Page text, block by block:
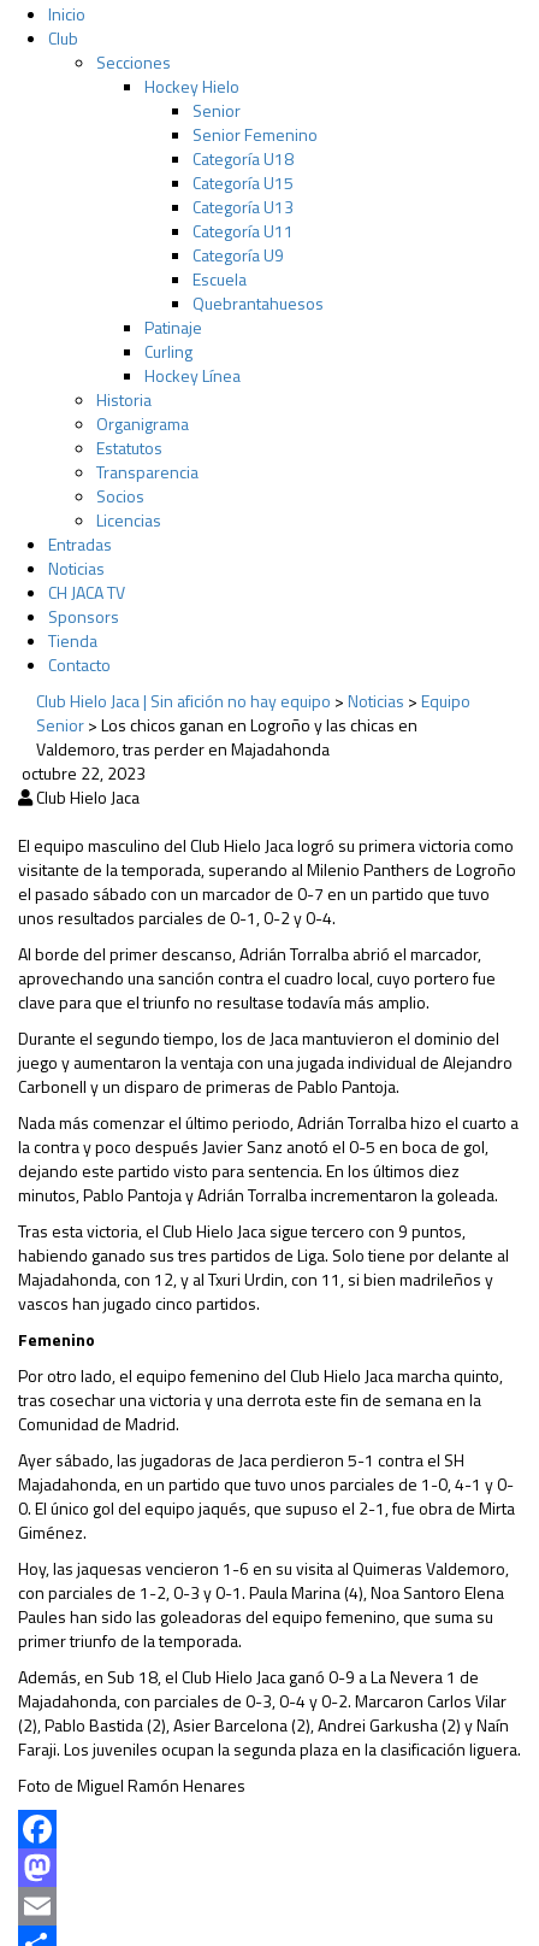
Inicio
Club
Secciones
Hockey Hielo
Senior
Senior Femenino
Categoría U18
Categoría U15
Categoría U13
Categoría U11
Categoría U9
Escuela
Quebrantahuesos
Patinaje
Curling
Hockey Línea
Historia
Organigrama
Estatutos
Transparencia
Socios
Licencias
Entradas
Noticias
CH JACA TV
Sponsors
Tienda
Contacto
Club Hielo Jaca | Sin afición no hay equipo >Noticias >Equipo
Senior>Los chicos ganan en Logroño y las chicas en
Valdemoro, tras perder en Majadahonda
octubre 22, 2023
Club Hielo Jaca
El equipo masculino del Club Hielo Jaca logró su primera victoria como
visitante de la temporada, superando al Milenio Panthers de Logroño
el pasado sábado con un marcador de 0-7 en un partido que tuvo
unos resultados parciales de 0-1, 0-2 y 0-4.
Al borde del primer descanso, Adrián Torralba abrió el marcador,
aprovechando una sanción contra el cuadro local, cuyo portero fue
clave para que el triunfo no resultase todavía más amplio.
Durante el segundo tiempo, los de Jaca mantuvieron el dominio del
juego y aumentaron la ventaja con una jugada individual de Alejandro
Carbonell y un disparo de primeras de Pablo Pantoja.
Nada más comenzar el último periodo, Adrián Torralba hizo el cuarto a
la contra y poco después Javier Sanz anotó el 0-5 en boca de gol,
dejando este partido visto para sentencia. En los últimos diez
minutos, Pablo Pantoja y Adrián Torralba incrementaron la goleada.
Tras esta victoria, el Club Hielo Jaca sigue tercero con 9 puntos,
habiendo ganado sus tres partidos de Liga. Solo tiene por delante al
Majadahonda, con 12, y al Txuri Urdin, con 11, si bien madrileños y
vascos han jugado cinco partidos.
Femenino
Por otro lado, el equipo femenino del Club Hielo Jaca marcha quinto,
tras cosechar una victoria y una derrota este fin de semana en la
Comunidad de Madrid.
Ayer sábado, las jugadoras de Jaca perdieron 5-1 contra el SH
Majadahonda, en un partido que tuvo unos parciales de 1-0, 4-1 y 0-
0. El único gol del equipo jaqués, que supuso el 2-1, fue obra de Mirta
Giménez.
Hoy, las jaquesas vencieron 1-6 en su visita al Quimeras Valdemoro,
con parciales de 1-2, 0-3 y 0-1. Paula Marina (4), Noa Santoro Elena
Paules han sido las goleadoras del equipo femenino, que suma su
primer triunfo de la temporada.
Además, en Sub 18, el Club Hielo Jaca ganó 0-9 a La Nevera 1 de
Majadahonda, con parciales de 0-3, 0-4 y 0-2. Marcaron Carlos Vilar
(2), Pablo Bastida (2), Asier Barcelona (2), Andrei Garkusha (2) y Naín
Faraji. Los juveniles ocupan la segunda plaza en la clasificación liguera.
Foto de Miguel Ramón Henares
Facebook
Mastodon